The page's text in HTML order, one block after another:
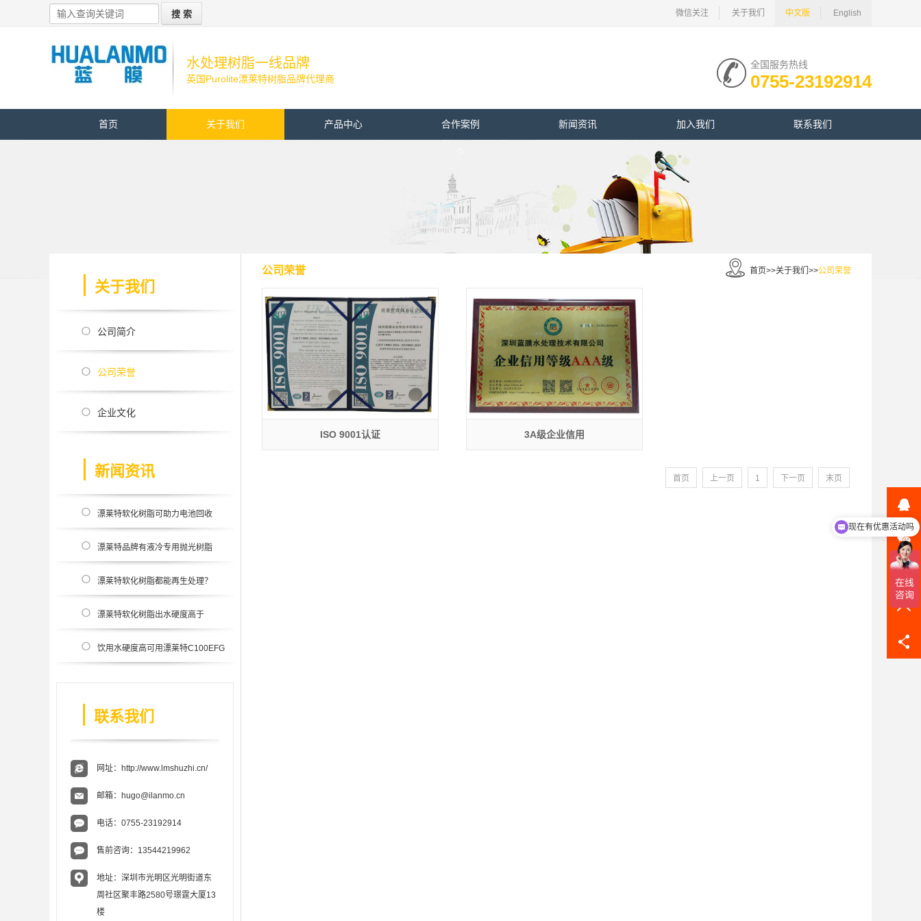
中文版 English
微信关注 关于我们
水处理树脂一线品牌
英国Purolite漂莱特树脂品牌代理商
全国服务热线
0755-23192914
首页 关于我们 产品中心 合作案例 新闻资讯 加入我们 联系我们
关于我们
公司简介
公司荣誉
企业文化
新闻资讯
漂莱特软化树脂可助力电池回收
吗？
漂莱特品牌有液冷专用抛光树脂
吗？
漂莱特软化树脂都能再生处理？
漂莱特软化树脂出水硬度高于
50mg/L
饮用水硬度高可用漂莱特C100EFG
型号树脂？
联系我们
网址： http://www.lmshuzhi.cn/
邮箱： hugo@ilanmo.cn
电话： 0755-23192914
售前咨询： 13544219962
地址：深圳市光明区光明街道东
周社区聚丰路2580号璟霆大厦13
楼
公司荣誉 首页>>关于我们 >>公司荣誉
ISO 9001认证 3A级企业信用
首页 上一页 1 下一页 末页
在
微
现在有优惠活动吗